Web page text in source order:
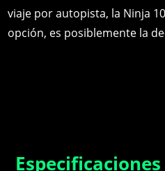
viaje por autopista, la Ninja
opción, es posiblemente la